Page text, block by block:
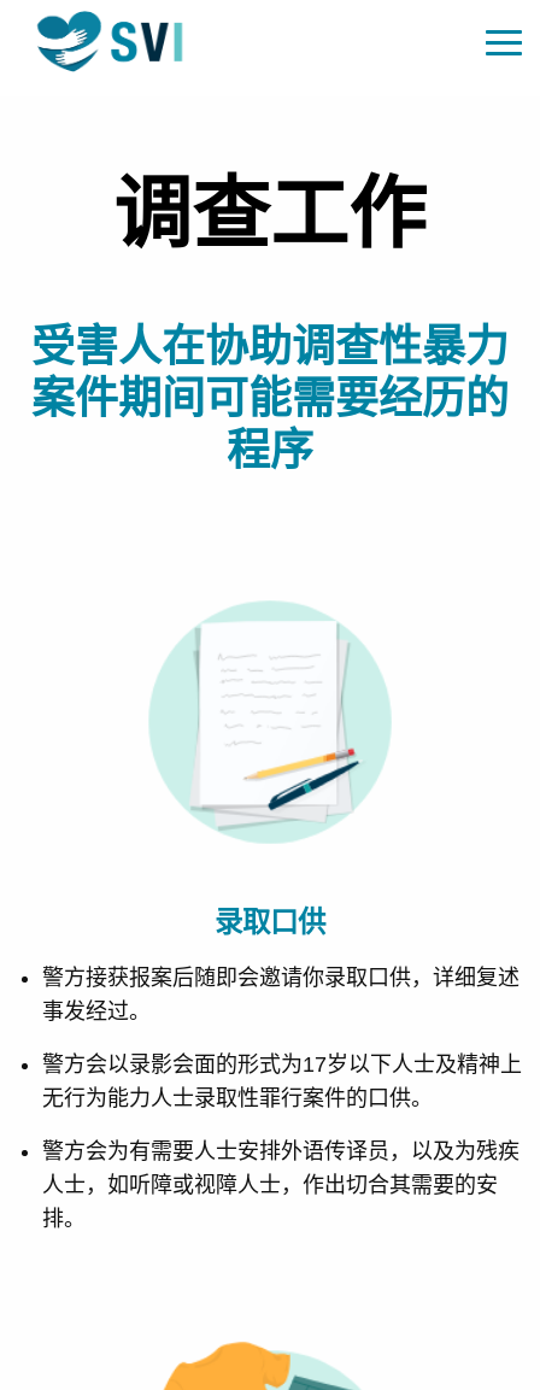
调查工作
受害人在协助调查性暴力
案件期间可能需要经历的
程序
录取口供
警方接获报案后随即会邀请你录取口供，详细复述
事发经过。
警方会以录影会面的形式为17岁以下人士及精神上
无行为能力人士录取性罪行案件的口供。
警方会为有需要人士安排外语传译员，以及为残疾
人士，如听障或视障人士，作出切合其需要的安
排。